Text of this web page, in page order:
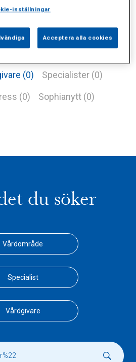
(0) Specialister (0)
(0) Sophianytt (0)
du söker
Vårdområde
Specialist
Vårdgivare
inställningar
Acceptera alla cookies